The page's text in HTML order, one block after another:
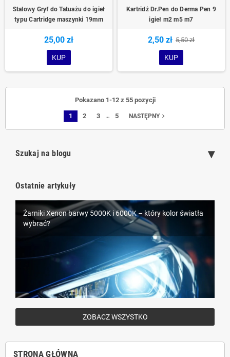
Szukaj na blogu
Ostatnie artykuły
LEDowe oświetlenie samochodowe D1S – nowoczesna
alternatywa dla ksenonów
Żarniki Xenon barwy 5000K i 6000K – który kolor światła
wybrać?
ZOBACZ WSZYSTKO
STRONA GŁÓWNA
Stalowy Gryf do Tatuażu do igieł
typu Cartridge maszynki 19mm
25,00 zł
KUP
Kartridż Dr.Pen do Derma Pen 9
igieł m2 m5 m7
2,50 zł 5,50 zł
KUP
Pokazano 1-12 z 55 pozycji
1 2 3 … 5 NASTĘPNYnavigate_next